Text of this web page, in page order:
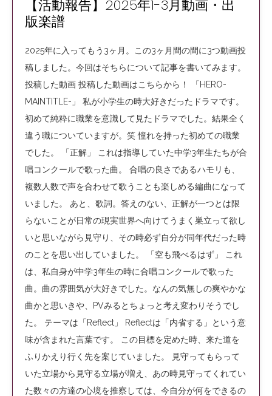
【活動報告】2025年1-3月動画・出
版楽譜
2025年に入ってもう3ヶ月。この3ヶ月間の間に3つ動画投
稿しました。今回はそちらについて記事を書いてみます。
投稿した動画 投稿した動画はこちらから！ 「HERO-
MAINTITLE-」 私が小学生の時大好きだったドラマです。
初めて純粋に職業を意識して見たドラマでした。結果全く
違う職についていますが。笑 憧れを持った初めての職業
でした。 「正解」 これは指導していた中学3年生たちが合
唱コンクールで歌った曲。 合唱の良さであるハモリも、
複数人数で声を合わせて歌うことも楽しめる編曲になって
いました。 あと、歌詞。答えのない、正解が一つとは限
らないことが日常の現実世界へ向けてうまく巣立って欲し
いと思いながら見守り、その時必ず自分が同年代だった時
のことを思い出していました。 「空も飛べるはず」 これ
は、私自身が中学3年生の時に合唱コンクールで歌った
曲。曲の雰囲気が大好きでした。なんの気無しの爽やかな
曲かと思いきや、PVみるとちょっと考え変わりそうでし
た。 テーマは「Reflect」 Reflectは「内省する」という意
味が含まれた言葉です。 この目標を定めた時、来た道を
ふりかえり行く先を案じていました。 見守ってもらって
いた立場から見守る立場が増え、あの時見守ってくれてい
た数々の方達の心境を推察しては、今自分が何をできるの